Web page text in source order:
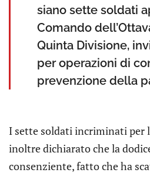
siano sette soldati
Comando
Quinta Divisione,
per operazioni di
prevenzione della
I sette soldati incriminati per
inoltre dichiarato che la
consenziente, fatto che ha